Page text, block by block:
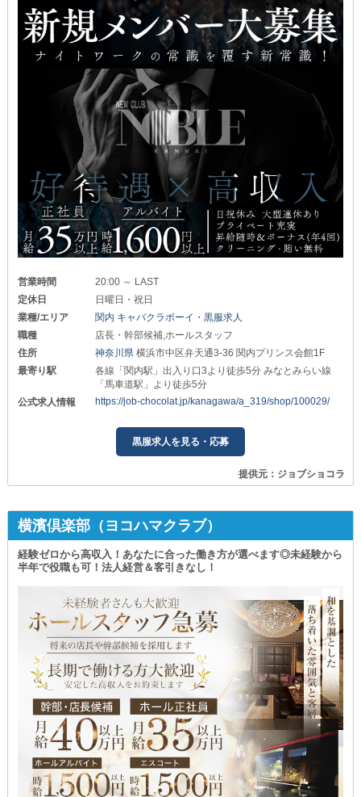
営業時間
20:00 ～ LAST
定休日
日曜日・祝日
業種/エリア
関内 キャバクラボーイ・黒服求人
職種
店長・幹部候補,ホールスタッフ
住所
神奈川県横浜市中区弁天通3-36 関内プリンス会館1F
最寄り駅
各線「関内駅」出入り口3より徒歩5分 みなとみらい線
「馬車道駅」より徒歩5分
公式求人情報
https://job-chocolat.jp/kanagawa/a_319/shop/100029/
黒服求人を見る・応募
提供元：ジョブショコラ
横濱倶楽部（ヨコハマクラブ）
経験ゼロから高収入！あなたに合った働き方が選べます◎未経験から
半年で役職も可！法人経営＆客引きなし！